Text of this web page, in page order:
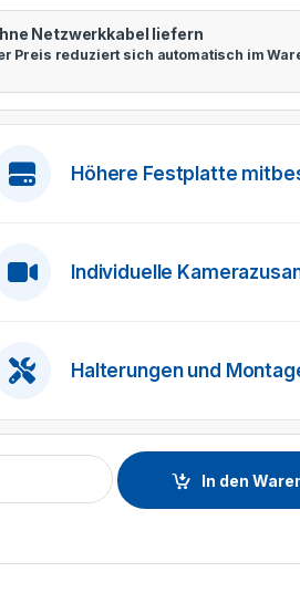
Netzwerkkabel liefern
Preis reduziert sich automatisch im
Höhere Festplatte
Individuelle
Halterungen und
In den